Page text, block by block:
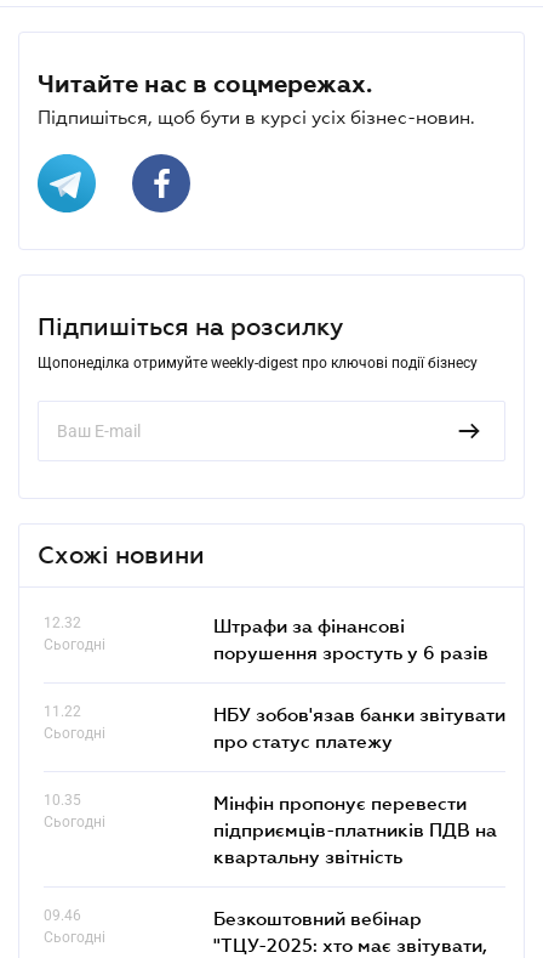
Читайте нас в соцмережах.
Підпишіться, щоб бути в курсі усіх бізнес-новин.
Підпишіться на розсилку
Щопонеділка отримуйте weekly-digest про ключові події бізнесу
Схожі новини
12.32
Сьогодні
Штрафи за фінансові
порушення зростуть у 6 разів
11.22
Сьогодні
НБУ зобов'язав банки звітувати
про статус платежу
10.35
Сьогодні
Мінфін пропонує перевести
підприємців-платників ПДВ на
квартальну звітність
09.46
Сьогодні
Безкоштовний вебінар
"ТЦУ-2025: хто має звітувати,